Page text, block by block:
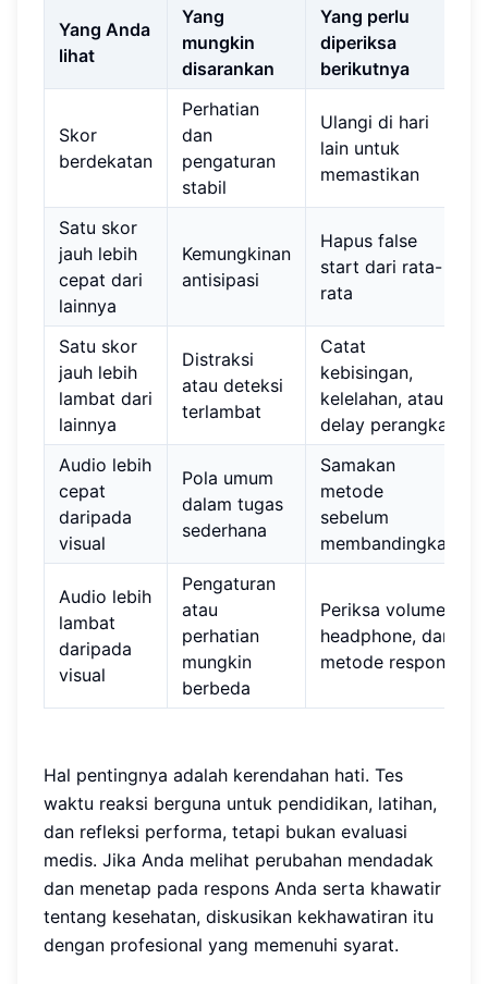
Yang Anda
lihat
Yang
mungkin
disarankan
Yang perlu
diperiksa
berikutnya
Skor
berdekatan
Perhatian
dan
pengaturan
stabil
Ulangi di hari
lain untuk
memastikan
Satu skor
jauh lebih
cepat dari
lainnya
Kemungkinan
antisipasi
Hapus false
start dari rata-
rata
Satu skor
jauh lebih
lambat dari
lainnya
Distraksi
atau deteksi
terlambat
Catat
kebisingan,
kelelahan, atau
delay perangkat
Audio lebih
cepat
daripada
visual
Pola umum
dalam tugas
sederhana
Samakan
metode
sebelum
membandingkan
Audio lebih
lambat
daripada
visual
Pengaturan
atau
perhatian
mungkin
berbeda
Periksa volume,
headphone, dan
metode respons
Hal pentingnya adalah kerendahan hati. Tes
waktu reaksi berguna untuk pendidikan, latihan,
dan refleksi performa, tetapi bukan evaluasi
medis. Jika Anda melihat perubahan mendadak
dan menetap pada respons Anda serta khawatir
tentang kesehatan, diskusikan kekhawatiran itu
dengan profesional yang memenuhi syarat.